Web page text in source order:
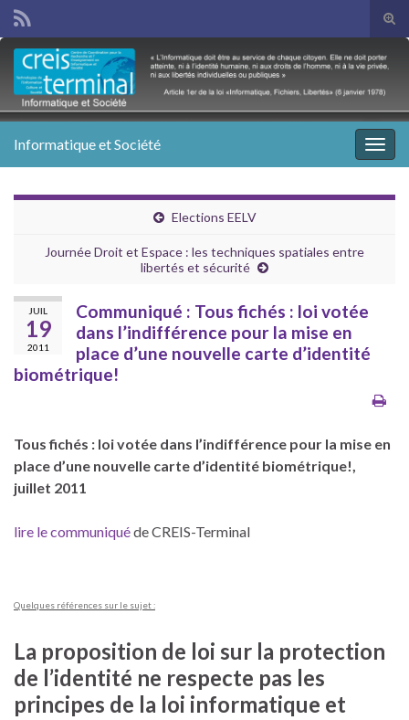
Search for:
Informatique et Société
Elections EELV
Journée Droit et Espace : les techniques spatiales entre
libertés et sécurité
JUIL
19
2011
Communiqué : Tous fichés : loi votée
dans l’indifférence pour la mise en
place d’une nouvelle carte d’identité
biométrique!
Tous fichés : loi votée dans l’indifférence pour la mise en
place d’une nouvelle carte d’identité biométrique!,
juillet 2011
lire le communiquéde CREIS-Terminal
Quelques références sur le sujet :
La proposition de loi sur la protection
de l’identité ne respecte pas les
principes de la loi informatique et